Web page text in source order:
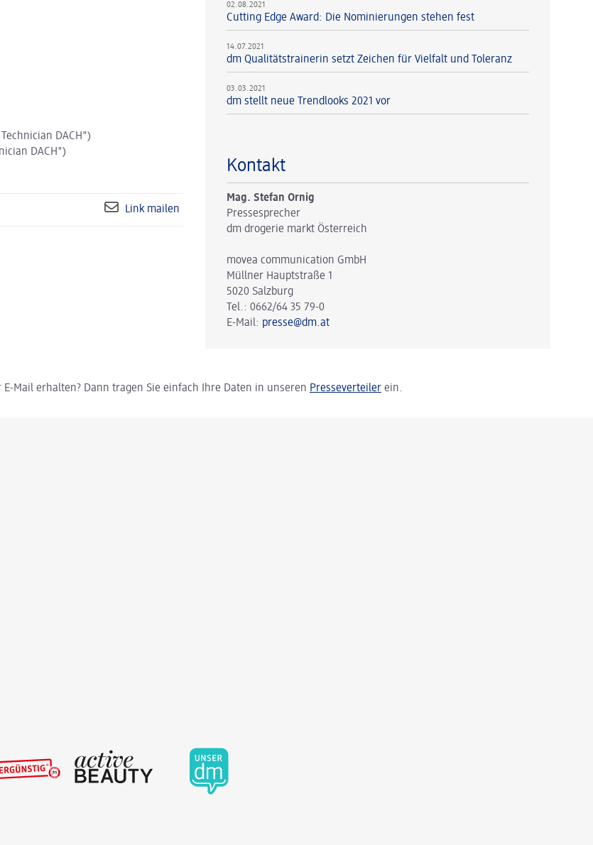
DACH")
DACH")
Link mailen
02.08.2021
Cutting Edge Award: Die Nominierungen stehen fest
14.07.2021
dm Qualitätstrainerin setzt Zeichen für Vielfalt und Toleranz
03.03.2021
dm stellt neue Trendlooks 2021 vor
Kontakt
Mag. Stefan Ornig
Pressesprecher
dm drogerie markt Österreich
movea communication GmbH
Müllner Hauptstraße 1
5020 Salzburg
Tel.: 0662/64 35 79-0
E-Mail: presse@dm.at
Mail erhalten? Dann tragen Sie einfach Ihre Daten in unseren Presseverteiler ein.